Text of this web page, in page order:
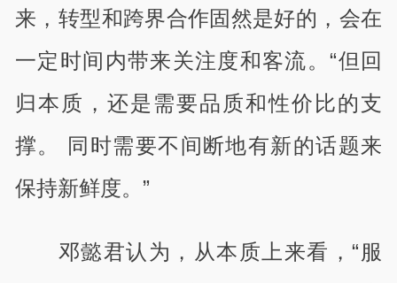
来，转型和跨界合作固然是好的，会在
一定时间内带来关注度和客流。“但回
归本质，还是需要品质和性价比的支
撑。 同时需要不间断地有新的话题来
保持新鲜度。”
邓懿君认为，从本质上来看，“服